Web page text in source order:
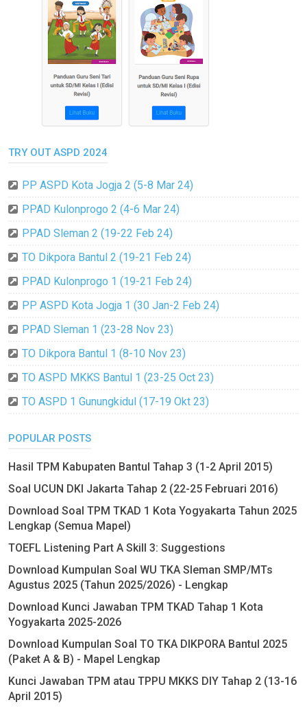
TRY OUT ASPD 2024
PP ASPD Kota Jogja 2 (5-8 Mar 24)
PPAD Kulonprogo 2 (4-6 Mar 24)
PPAD Sleman 2 (19-22 Feb 24)
TO Dikpora Bantul 2 (19-21 Feb 24)
PPAD Kulonprogo 1 (19-21 Feb 24)
PP ASPD Kota Jogja 1 (30 Jan-2 Feb 24)
PPAD Sleman 1 (23-28 Nov 23)
TO Dikpora Bantul 1 (8-10 Nov 23)
TO ASPD MKKS Bantul 1 (23-25 Oct 23)
TO ASPD 1 Gunungkidul (17-19 Okt 23)
POPULAR POSTS
Hasil TPM Kabupaten Bantul Tahap 3 (1-2 April 2015)
Soal UCUN DKI Jakarta Tahap 2 (22-25 Februari 2016)
Download Soal TPM TKAD 1 Kota Yogyakarta Tahun 2025
Lengkap (Semua Mapel)
TOEFL Listening Part A Skill 3: Suggestions
Download Kumpulan Soal WU TKA Sleman SMP/MTs
Agustus 2025 (Tahun 2025/2026) - Lengkap
Download Kunci Jawaban TPM TKAD Tahap 1 Kota
Yogyakarta 2025-2026
Download Kumpulan Soal TO TKA DIKPORA Bantul 2025
(Paket A & B) - Mapel Lengkap
Kunci Jawaban TPM atau TPPU MKKS DIY Tahap 2 (13-16
April 2015)